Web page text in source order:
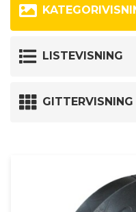
LISTEVISNING
GITTERVISNING